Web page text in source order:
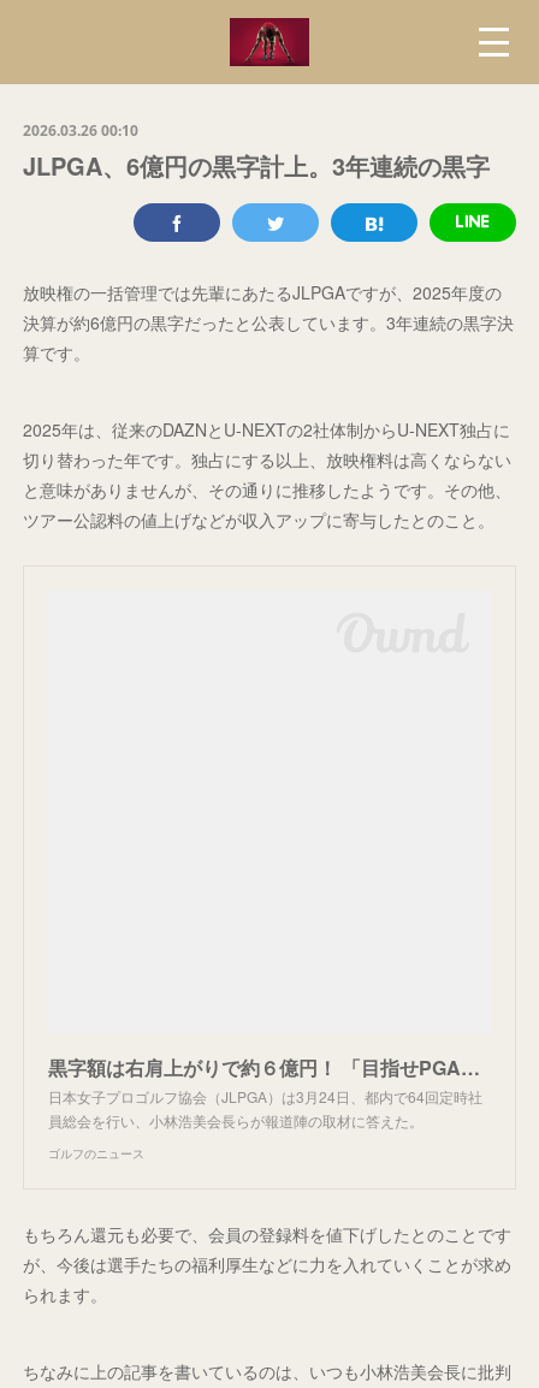
2026.03.26 00:10
JLPGA、6億円の黒字計上。3年連続の黒字
放映権の一括管理では先輩にあたるJLPGAですが、2025年度の
決算が約6億円の黒字だったと公表しています。3年連続の黒字決
算です。
2025年は、従来のDAZNとU-NEXTの2社体制からU-NEXT独占に
切り替わった年です。独占にする以上、放映権料は高くならない
と意味がありませんが、その通りに推移したようです。その他、
ツアー公認料の値上げなどが収入アップに寄与したとのこと。
黒字額は右肩上がりで約６億円！ 「目指せPGAツアー」掲げる女子プロ協会は成長し続けられるか？ | ゴルフのニュース｜総合ゴルフ情報サイト
日本女子プロゴルフ協会（JLPGA）は3月24日、都内で64回定時社
員総会を行い、小林浩美会長らが報道陣の取材に答えた。
ゴルフのニュース
もちろん還元も必要で、会員の登録料を値下げしたとのことです
が、今後は選手たちの福利厚生などに力を入れていくことが求め
られます。
ちなみに上の記事を書いているのは、いつも小林浩美会長に批判